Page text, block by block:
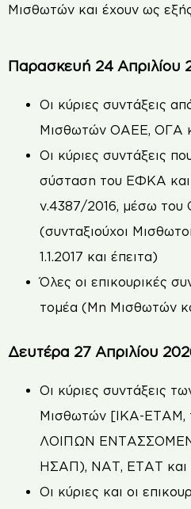
Μισθωτών και έχουν ως
Παρασκευή 24 Απριλίου
Οι κύριες συντάξεις
Μισθωτών ΟΑΕΕ, ΟΓΑ
Οι κύριες συντάξεις
σύσταση του ΕΦΚΑ και
ν.4387/2016, μέσω
(συνταξιούχοι
1.1.2017 και έπειτα)
Όλες οι επικουρικές
τομέα (Μη Μισθωτών
Δευτέρα 27 Απριλίου
Οι κύριες συντάξεις
Μισθωτών [ΙΚΑ-ΕΤΑΜ,
ΛΟΙΠΩΝ
ΗΣΑΠ), ΝΑΤ, ΕΤΑΤ
Οι κύριες και οι